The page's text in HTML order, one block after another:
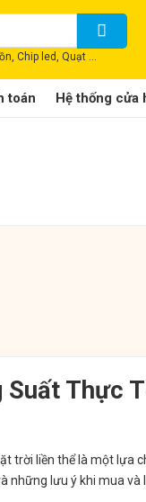
Chip led, Quạt ...
toán Hệ thống cửa
Suất Thực
trời liền thể là một lựa
những lưu ý khi mua và